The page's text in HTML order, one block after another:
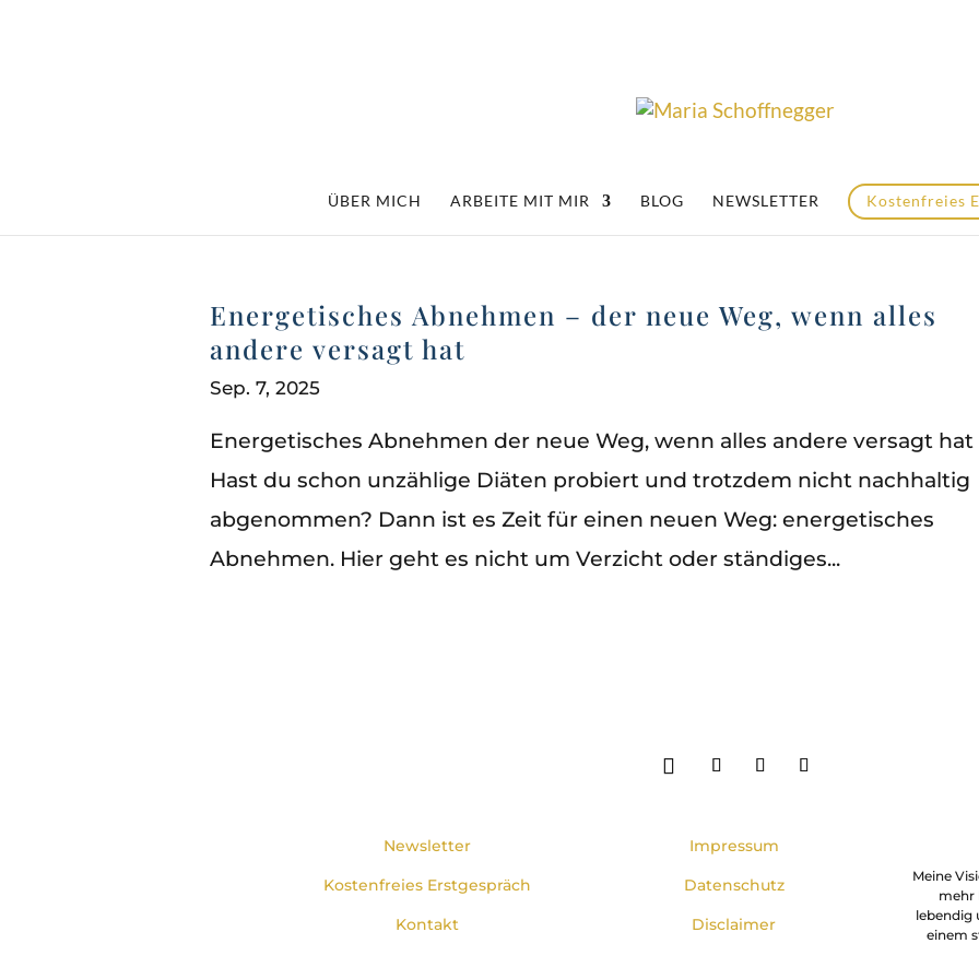
ÜBER MICH ARBEITE MIT MIR BLOG NEWSLETTER Kostenfreies
Energetisches Abnehmen – der neue Weg, wenn alles
andere versagt hat
Sep. 7, 2025
Energetisches Abnehmen der neue Weg, wenn alles andere versagt hat
Hast du schon unzählige Diäten probiert und trotzdem nicht nachhaltig
abgenommen? Dann ist es Zeit für einen neuen Weg: energetisches
Abnehmen. Hier geht es nicht um Verzicht oder ständiges...
Newsletter
Kostenfreies Erstgespräch
Kontakt
Impressum
Datenschutz
Disclaimer
Meine
mehr
lebendig
einem